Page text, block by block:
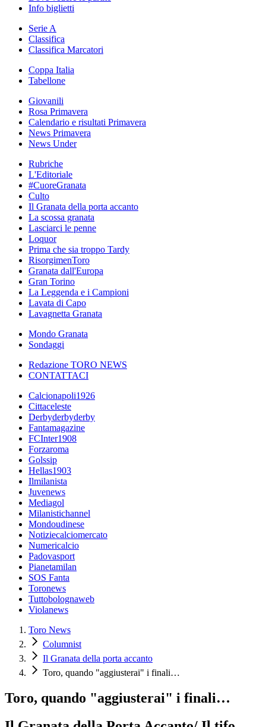
Info biglietti
Serie A
Classifica
Classifica Marcatori
Coppa Italia
Tabellone
Giovanili
Rosa Primavera
Calendario e risultati Primavera
News Primavera
News Under
Rubriche
L'Editoriale
#CuoreGranata
Culto
Il Granata della porta accanto
La scossa granata
Lasciarci le penne
Loquor
Prima che sia troppo Tardy
RisorgimenToro
Granata dall'Europa
Gran Torino
La Leggenda e i Campioni
Lavata di Capo
Lavagnetta Granata
Mondo Granata
Sondaggi
Redazione TORO NEWS
CONTATTACI
Calcionapoli1926
Cittaceleste
Derbyderbyderby
Fantamagazine
FCInter1908
Forzaroma
Golssip
Hellas1903
Ilmilanista
Juvenews
Mediagol
Milanistichannel
Mondoudinese
Notiziecalciomercato
Numericalcio
Padovasport
Pianetamilan
SOS Fanta
Toronews
Tuttobolognaweb
Violanews
Toro News
Columnist
Il Granata della porta accanto
Toro, quando "aggiusterai" i finali…
Toro, quando "aggiusterai" i finali…